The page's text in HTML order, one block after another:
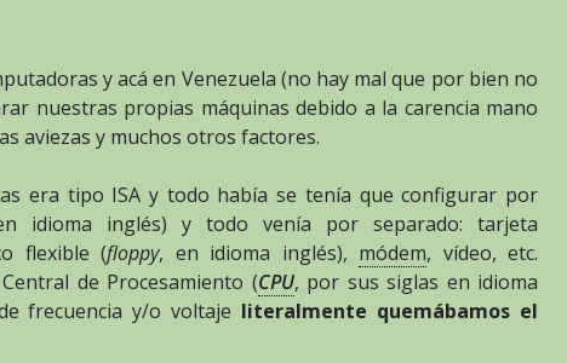
y acá en Venezuela (no hay mal que por bien no
nuestras propias máquinas debido a la carencia mano
aviezas y muchos otros factores.
era tipo ISA y todo había se tenía que configurar por
idioma inglés) y todo venía por separado: tarjeta
flexible (floppy, en idioma inglés), módem, vídeo, etc.
de Procesamiento (CPU, por sus siglas en idioma
frecuencia y/o voltaje literalmente quemábamos el